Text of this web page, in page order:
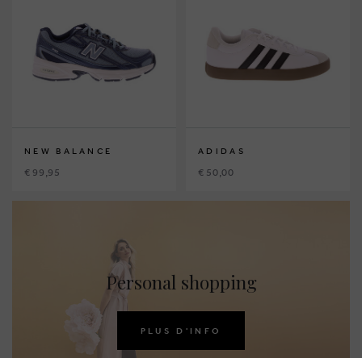
NEW BALANCE
€ 99,95
ADIDAS
€ 50,00
Personal shopping
PLUS D'INFO